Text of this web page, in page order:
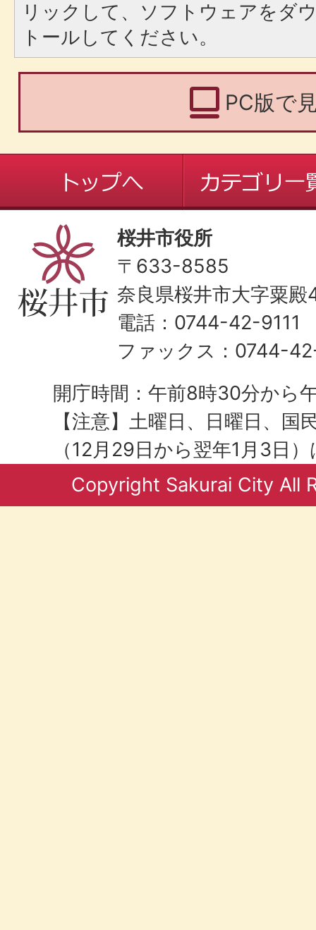
リックして、ソフトウェアをダ
トールしてください。
PC版で
桜井市役所
〒633-8585
奈良県桜井市大字粟
電話：0744-42-9111
ファックス：0744-
開庁時間：午前8時30分から
【注意】土曜日、日曜日、国
（12月29日から翌年1月3日
Copyright Sakurai City All